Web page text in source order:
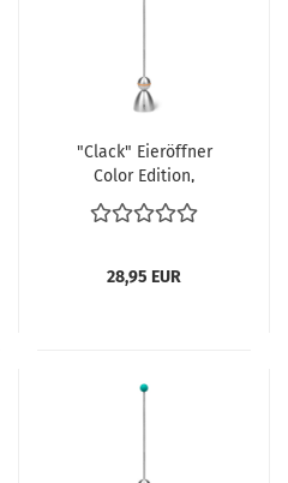
"Clack" Eieröffner
Color Edition,
Silikonkugel orange
28,95 EUR